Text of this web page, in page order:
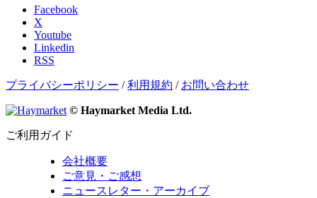
Facebook
X
Youtube
Linkedin
RSS
プライバシーポリシー /利用規約 / お問い合わせ
© Haymarket Media Ltd.
ご利用ガイド
会社概要
ご意見・ご感想
ニュースレター・アーカイブ